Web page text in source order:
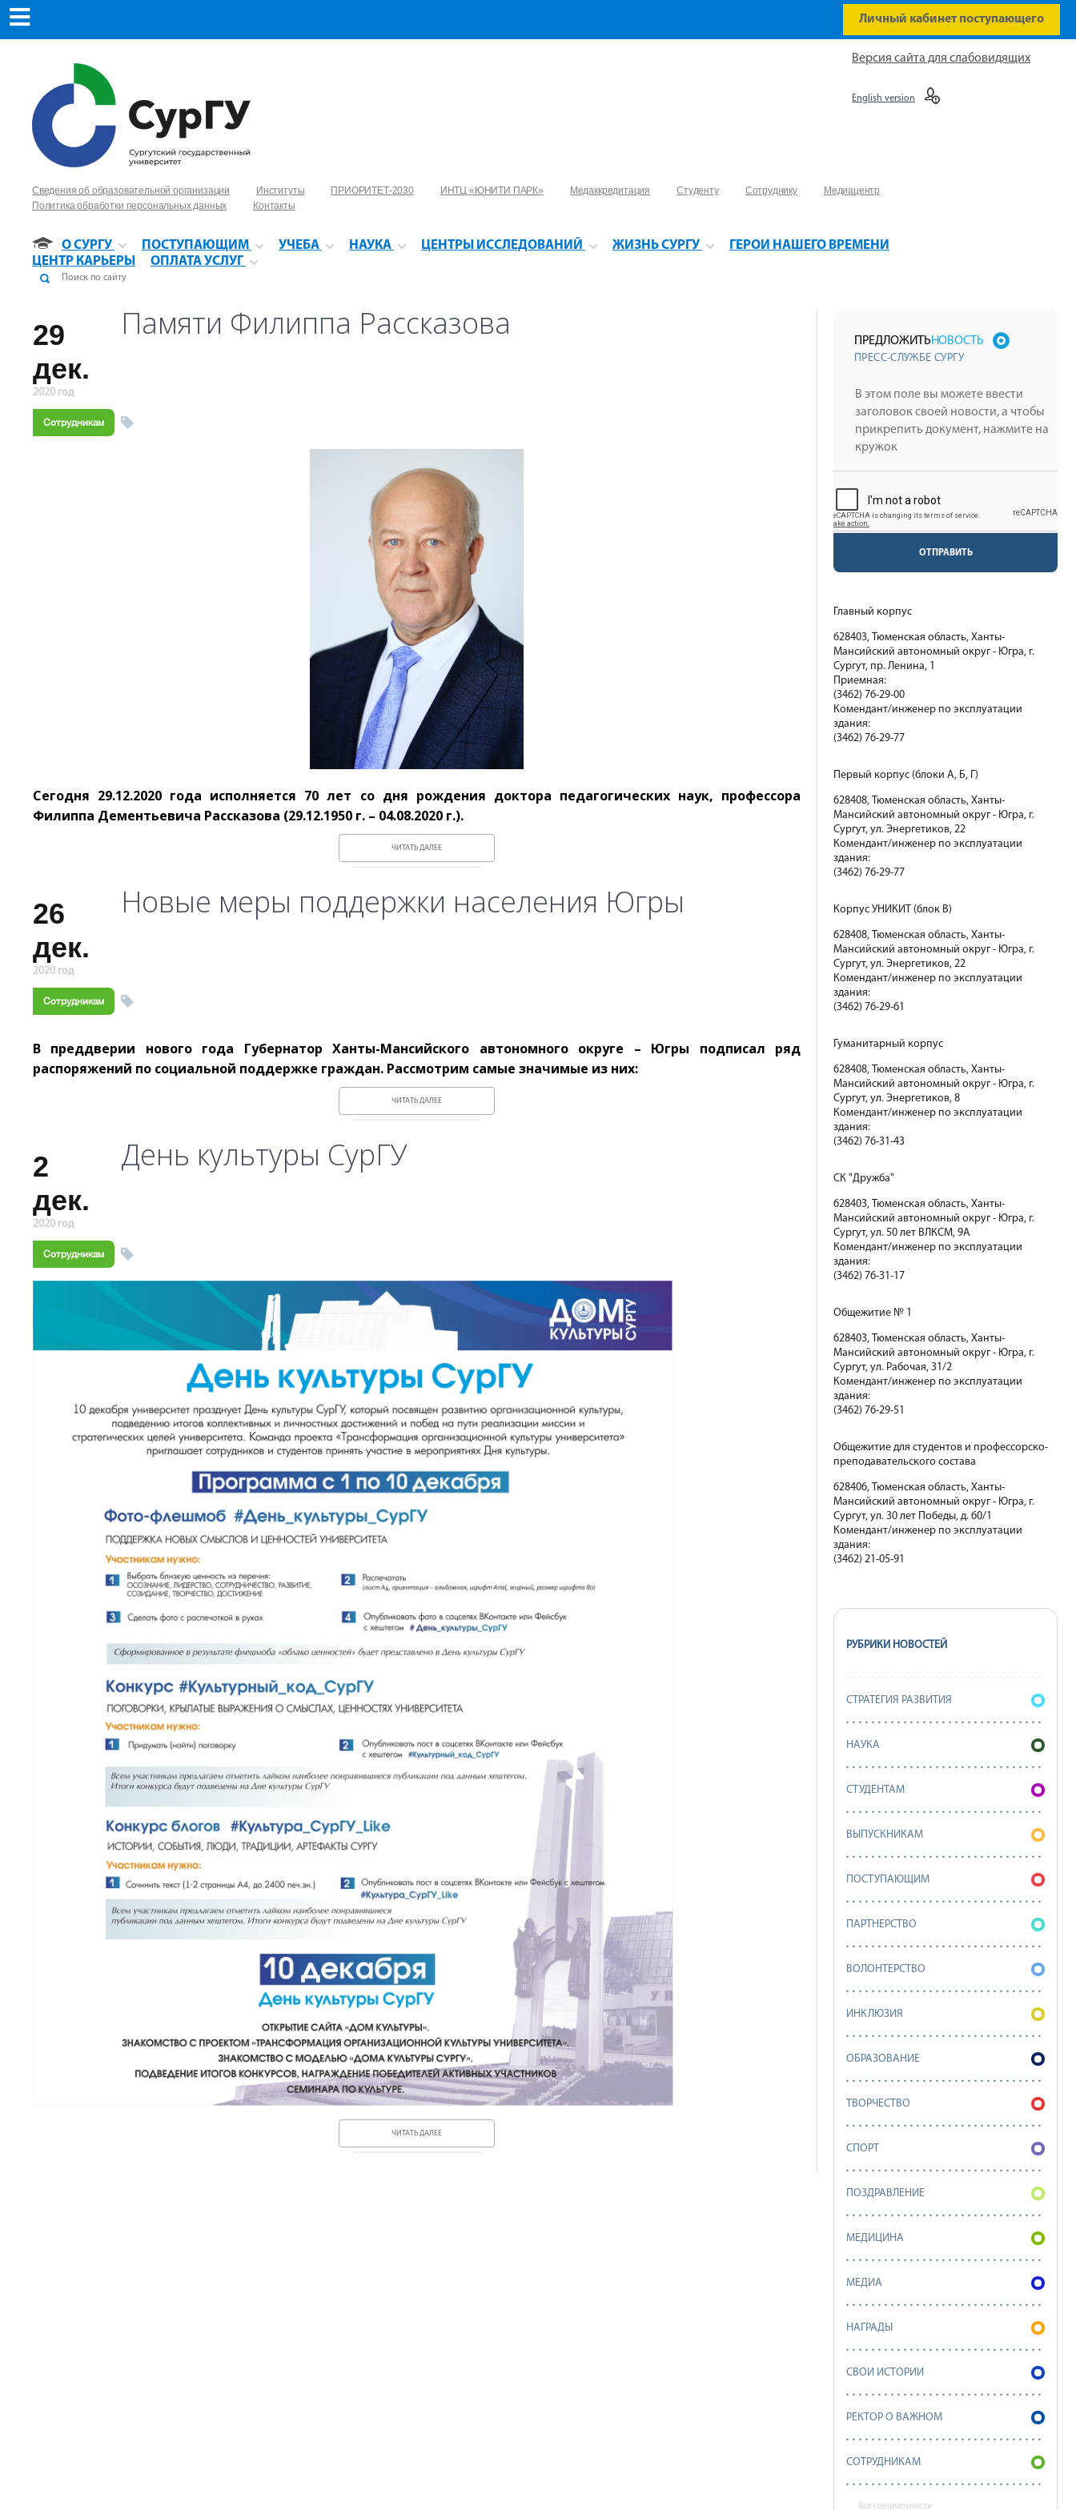
Личный кабинет поступающего
Сведения об образовательной организации Институты ПРИОРИТЕТ-2030 ИНТЦ «ЮНИТИ ПАРК» Медаккредитация Студенту Сотруднику
Медиацентр
Политика обработки персональных данных
Контакты
О СУРГУ ПОСТУПАЮЩИМ УЧЕБА НАУКА ЦЕНТРЫ ИССЛЕДОВАНИЙ ЖИЗНЬ СУРГУ
ГЕРОИ НАШЕГО ВРЕМЕНИ
ЦЕНТР КАРЬЕРЫ
ОПЛАТА УСЛУГ
Версия сайта для слабовидящих
English version
29
дек.
2020 год
Памяти Филиппа Рассказова
Сотрудникам
Сегодня 29.12.2020 года исполняется 70 лет со дня рождения доктора педагогических наук, профессора
Филиппа Дементьевича Рассказова (29.12.1950 г. – 04.08.2020 г.).
ЧИТАТЬ ДАЛЕЕ
26
дек.
2020 год
Новые меры поддержки населения Югры
Сотрудникам
В преддверии нового года Губернатор Ханты-Мансийского автономного округе – Югры подписал ряд
распоряжений по социальной поддержке граждан. Рассмотрим самые значимые из них:
ЧИТАТЬ ДАЛЕЕ
2
дек.
2020 год
День культуры СурГУ
Сотрудникам
ЧИТАТЬ ДАЛЕЕ
ПРЕДЛОЖИТЬНОВОСТЬ
ПРЕСС-СЛУЖБЕ СУРГУ
ОТПРАВИТЬ
Главный корпус
628403, Тюменская область, Ханты-
Мансийский автономный округ - Югра, г.
Сургут, пр. Ленина, 1
Приемная:
(3462) 76-29-00
Комендант/инженер по эксплуатации
здания:
(3462) 76-29-77
Первый корпус (блоки А, Б, Г)
628408, Тюменская область, Ханты-
Мансийский автономный округ - Югра, г.
Сургут, ул. Энергетиков, 22
Комендант/инженер по эксплуатации
здания:
(3462) 76-29-77
Корпус УНИКИТ (блок В)
628408, Тюменская область, Ханты-
Мансийский автономный округ - Югра, г.
Сургут, ул. Энергетиков, 22
Комендант/инженер по эксплуатации
здания:
(3462) 76-29-61
Гуманитарный корпус
628408, Тюменская область, Ханты-
Мансийский автономный округ - Югра, г.
Сургут, ул. Энергетиков, 8
Комендант/инженер по эксплуатации
здания:
(3462) 76-31-43
СК "Дружба"
628403, Тюменская область, Ханты-
Мансийский автономный округ - Югра, г.
Сургут, ул. 50 лет ВЛКСМ, 9А
Комендант/инженер по эксплуатации
здания:
(3462) 76-31-17
Общежитие № 1
628403, Тюменская область, Ханты-
Мансийский автономный округ - Югра, г.
Сургут, ул. Рабочая, 31/2
Комендант/инженер по эксплуатации
здания:
(3462) 76-29-51
Общежитие для студентов и профессорско-
преподавательского состава
628406, Тюменская область, Ханты-
Мансийский автономный округ - Югра, г.
Сургут, ул. 30 лет Победы, д. 60/1
Комендант/инженер по эксплуатации
здания:
(3462) 21-05-91
РУБРИКИ НОВОСТЕЙ
СТРАТЕГИЯ РАЗВИТИЯ
НАУКА
СТУДЕНТАМ
ВЫПУСКНИКАМ
ПОСТУПАЮЩИМ
ПАРТНЕРСТВО
ВОЛОНТЕРСТВО
ИНКЛЮЗИЯ
ОБРАЗОВАНИЕ
ТВОРЧЕСТВО
СПОРТ
ПОЗДРАВЛЕНИЕ
МЕДИЦИНА
МЕДИА
НАГРАДЫ
СВОИ ИСТОРИИ
РЕКТОР О ВАЖНОМ
СОТРУДНИКАМ
Все специальности